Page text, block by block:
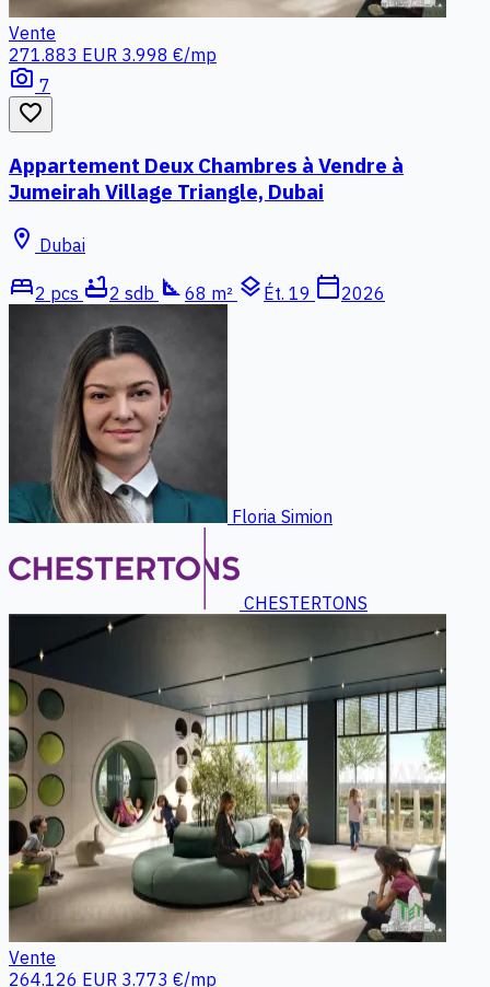
Vente
271.883 EUR 3.998 €/mp
photo_camera 7
favorite_border
Appartement Deux Chambres à Vendre à
Jumeirah Village Triangle, Dubai
location_on Dubai
bed2 pcs bathtub2 sdb square_foot 68 m² layers Ét. 19 calendar_today2026
Floria Simion
CHESTERTONS
Vente
264.126 EUR 3.773 €/mp